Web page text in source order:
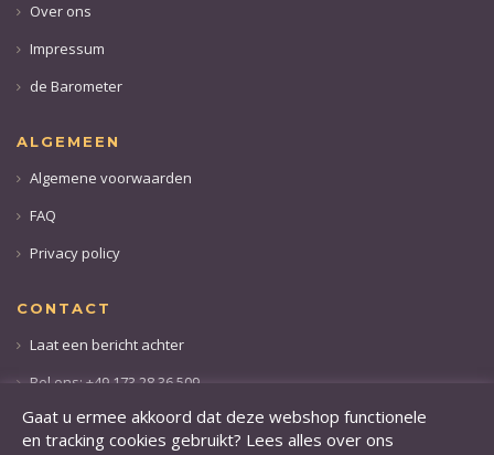
Over ons
Impressum
de Barometer
ALGEMEEN
Algemene voorwaarden
FAQ
Privacy policy
CONTACT
Laat een bericht achter
Bel ons: +49 173 28 36 509
Gaat u ermee akkoord dat deze webshop functionele
en tracking cookies gebruikt? Lees alles over ons